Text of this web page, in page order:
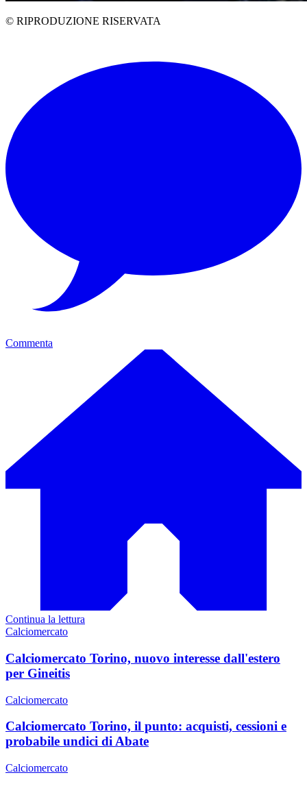
© RIPRODUZIONE RISERVATA
Commenta
Continua la lettura
Calciomercato
Calciomercato Torino, nuovo interesse dall'estero
per Gineitis
Calciomercato
Calciomercato Torino, il punto: acquisti, cessioni e
probabile undici di Abate
Calciomercato